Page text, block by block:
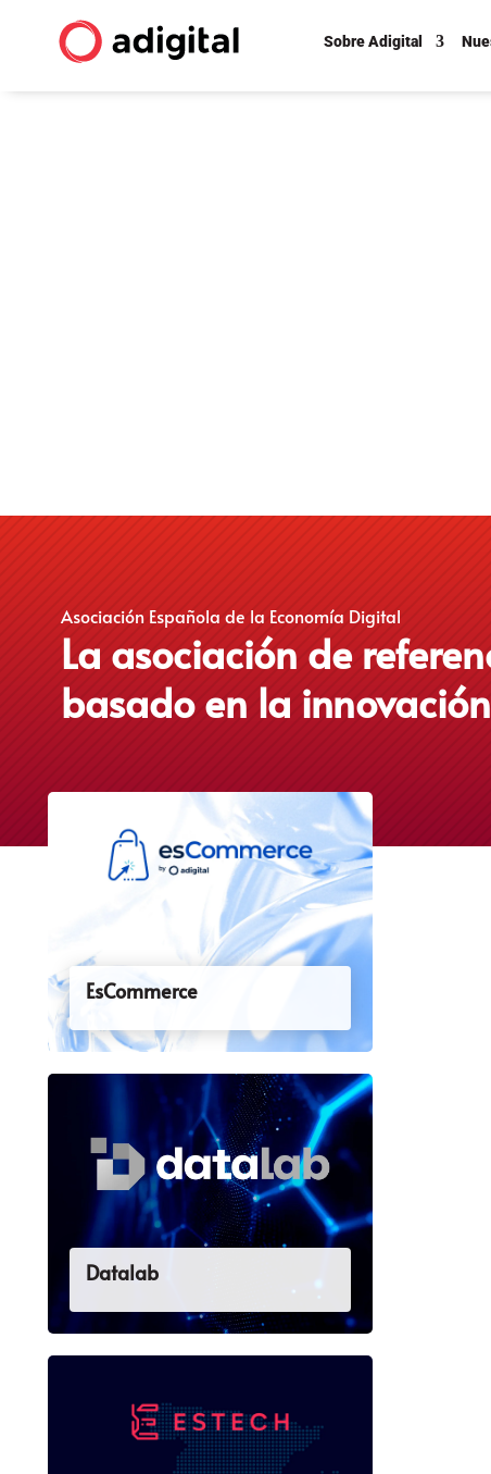
Sobre Adigital
Asociación Española de la Economía Digital
La asociación de
basado en la
EsCommerce
Datalab